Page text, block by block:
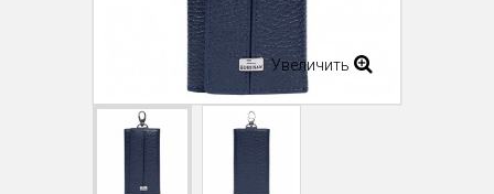
Увеличить